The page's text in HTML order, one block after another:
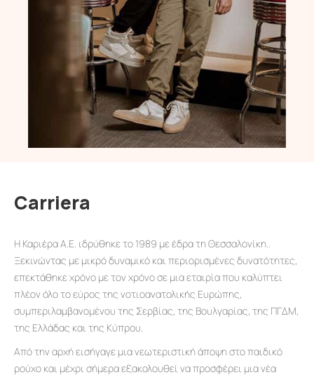
Carriera
Η Καριέρα Α.Ε. ιδρύθηκε το 1989 με έδρα τη Θεσσαλονίκη..
Ξεκινώντας με μικρό δυναμικό και περιορισμένες δυνατότητες,
επεκτάθηκε χρόνο με τον χρόνο σε μια εταιρία που καλύπτει
πλέον όλο το εύρος της νοτιοανατολικής Ευρώπης,
συμπεριλαμβανομένου της Σερβίας, της Βουλγαρίας, της ΠΓΔΜ,
της Ελλάδας και της Κύπρου.
Από την αρχή εισήγαγε μια νεωτεριστική άποψη στο παιδικό
ρούχο και μέχρι σήμερα εξακολουθεί να προσφέρει μια νέα